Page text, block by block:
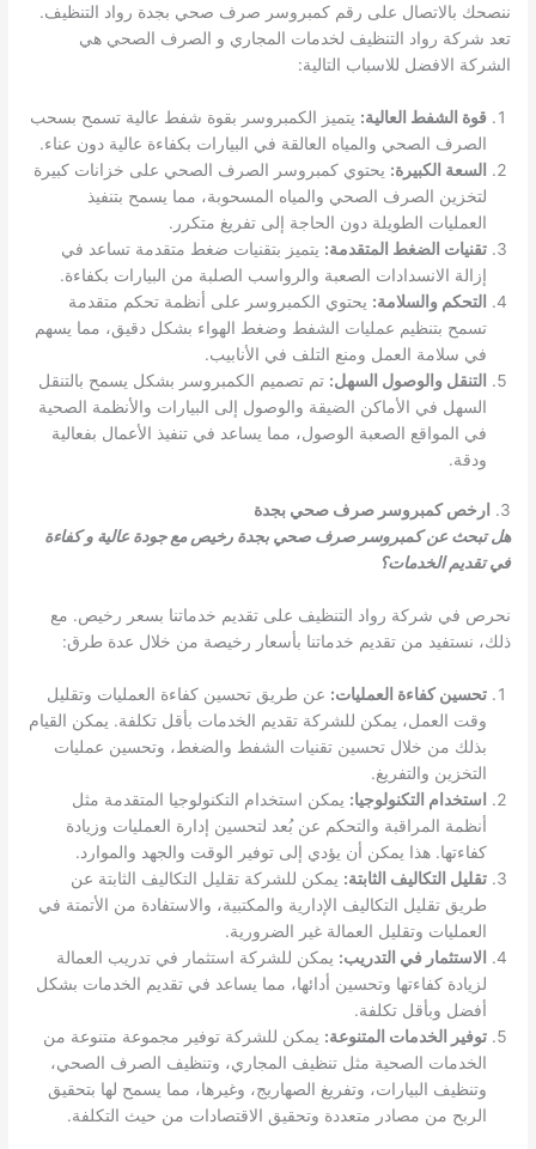
ننصحك بالاتصال على رقم كمبروسر صرف صحي بجدة رواد التنظيف.
تعد شركة رواد التنظيف لخدمات المجاري و الصرف الصحي هي
الشركة الافضل للاسباب التالية:
قوة الشفط العالية: يتميز الكمبروسر بقوة شفط عالية تسمح بسحب
الصرف الصحي والمياه العالقة في البيارات بكفاءة عالية دون عناء.
السعة الكبيرة: يحتوي كمبروسر الصرف الصحي على خزانات كبيرة
لتخزين الصرف الصحي والمياه المسحوبة، مما يسمح بتنفيذ
العمليات الطويلة دون الحاجة إلى تفريغ متكرر.
تقنيات الضغط المتقدمة: يتميز بتقنيات ضغط متقدمة تساعد في
إزالة الانسدادات الصعبة والرواسب الصلبة من البيارات بكفاءة.
التحكم والسلامة: يحتوي الكمبروسر على أنظمة تحكم متقدمة
تسمح بتنظيم عمليات الشفط وضغط الهواء بشكل دقيق، مما يسهم
في سلامة العمل ومنع التلف في الأنابيب.
التنقل والوصول السهل: تم تصميم الكمبروسر بشكل يسمح بالتنقل
السهل في الأماكن الضيقة والوصول إلى البيارات والأنظمة الصحية
في المواقع الصعبة الوصول، مما يساعد في تنفيذ الأعمال بفعالية
ودقة.
3.
ارخص كمبروسر صرف صحي بجدة
هل تبحث عن كمبروسر صرف صحي بجدة رخيص مع جودة عالية و كفاءة
في تقديم الخدمات؟
نحرص في شركة رواد التنظيف على تقديم خدماتنا بسعر رخيص. مع
ذلك، نستفيد من تقديم خدماتنا بأسعار رخيصة من خلال عدة طرق:
تحسين كفاءة العمليات: عن طريق تحسين كفاءة العمليات وتقليل
وقت العمل، يمكن للشركة تقديم الخدمات بأقل تكلفة. يمكن القيام
بذلك من خلال تحسين تقنيات الشفط والضغط، وتحسين عمليات
التخزين والتفريغ.
استخدام التكنولوجيا: يمكن استخدام التكنولوجيا المتقدمة مثل
أنظمة المراقبة والتحكم عن بُعد لتحسين إدارة العمليات وزيادة
كفاءتها. هذا يمكن أن يؤدي إلى توفير الوقت والجهد والموارد.
تقليل التكاليف الثابتة: يمكن للشركة تقليل التكاليف الثابتة عن
طريق تقليل التكاليف الإدارية والمكتبية، والاستفادة من الأتمتة في
العمليات وتقليل العمالة غير الضرورية.
الاستثمار في التدريب: يمكن للشركة استثمار في تدريب العمالة
لزيادة كفاءتها وتحسين أدائها، مما يساعد في تقديم الخدمات بشكل
أفضل وبأقل تكلفة.
توفير الخدمات المتنوعة: يمكن للشركة توفير مجموعة متنوعة من
الخدمات الصحية مثل تنظيف المجاري، وتنظيف الصرف الصحي،
وتنظيف البيارات، وتفريغ الصهاريج، وغيرها، مما يسمح لها بتحقيق
الربح من مصادر متعددة وتحقيق الاقتصادات من حيث التكلفة.